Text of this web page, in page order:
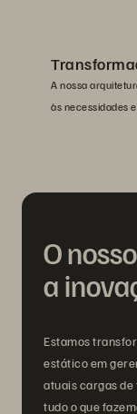
A nossa
às necessidades
O
a
Estamos
estático em
atuais cargas de
tudo o que